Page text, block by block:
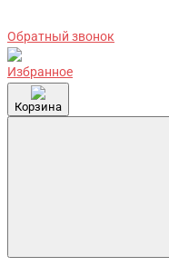
Обратный звонок
Избранное
Корзина